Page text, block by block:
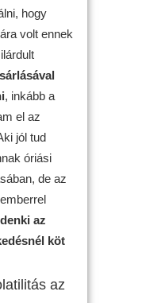
hogy
volt ennek
, inkább a
el az
jól tud
óriási
de az
az
köt
az